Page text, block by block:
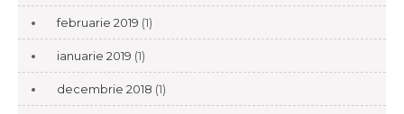
februarie 2019 (1)
ianuarie 2019 (1)
decembrie 2018 (1)